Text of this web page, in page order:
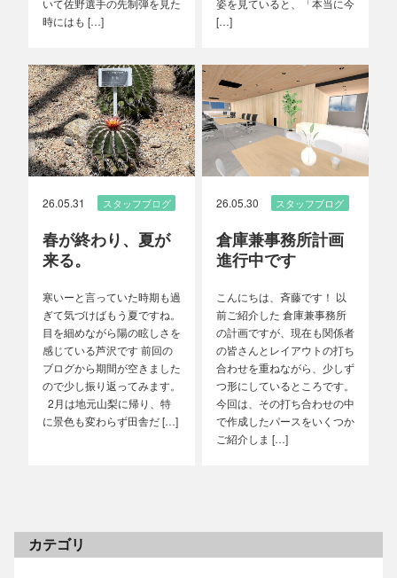
いて佐野選手の先制弾を見た
時にはも […]
姿を見ていると、「本当に今
[…]
26.05.31 スタッフブログ
春が終わり、夏が
来る。
寒いーと言っていた時期も過
ぎて気づけばもう夏ですね。
目を細めながら陽の眩しさを
感じている芦沢です 前回の
ブログから期間が空きました
ので少し振り返ってみます。
2月は地元山梨に帰り、特
に景色も変わらず田舎だ […]
26.05.30 スタッフブログ
倉庫兼事務所計画
進行中です
こんにちは、斉藤です！ 以
前ご紹介した 倉庫兼事務所
の計画ですが、現在も関係者
の皆さんとレイアウトの打ち
合わせを重ねながら、少しず
つ形にしているところです。
今回は、その打ち合わせの中
で作成したパースをいくつか
ご紹介しま […]
カテゴリ